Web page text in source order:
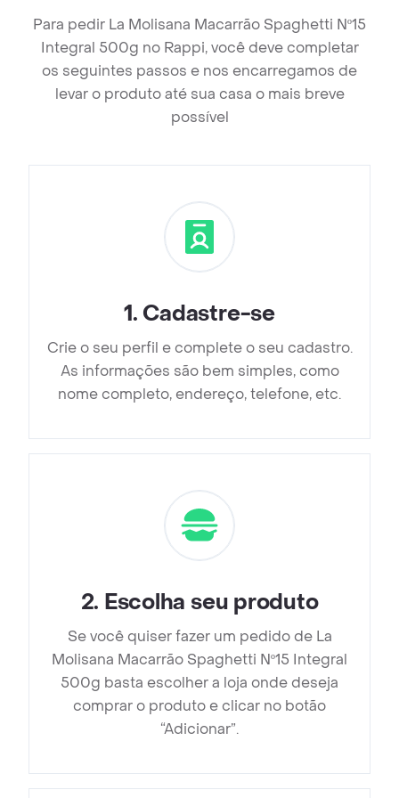
Para pedir La Molisana Macarrão Spaghetti Nº15
Integral 500g no Rappi, você deve completar
os seguintes passos e nos encarregamos de
levar o produto até sua casa o mais breve
possível
1. Cadastre-se
Crie o seu perfil e complete o seu cadastro.
As informações são bem simples, como
nome completo, endereço, telefone, etc.
2. Escolha seu produto
Se você quiser fazer um pedido de La
Molisana Macarrão Spaghetti Nº15 Integral
500g basta escolher a loja onde deseja
comprar o produto e clicar no botão
“Adicionar”.